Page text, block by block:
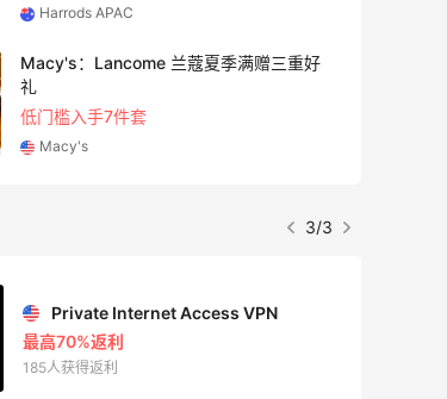
Harrods APAC
Macy's：Lancome 兰蔻夏季满赠三重好
礼
低门槛入手7件套
Macy's
3/3
Private Internet Access VPN
最高70%返利
185人获得返利